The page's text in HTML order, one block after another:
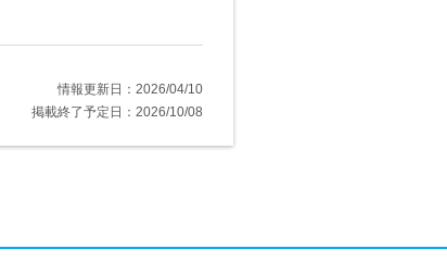
情報更新日：2026/04/10
掲載終了予定日：2026/10/08